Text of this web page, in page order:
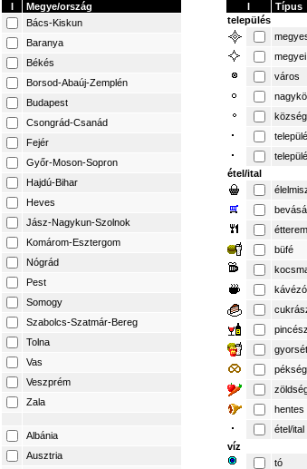
I
Megye/ország
Bács-Kiskun
Baranya
Békés
Borsod-Abaúj-Zemplén
Budapest
Csongrád-Csanád
Fejér
Győr-Moson-Sopron
Hajdú-Bihar
Heves
Jász-Nagykun-Szolnok
Komárom-Esztergom
Nógrád
Pest
Somogy
Szabolcs-Szatmár-Bereg
Tolna
Vas
Veszprém
Zala
Albánia
Ausztria
I
Típus
település
város
község
étel/ital
étterem
büfé
kávézó
pékség
hentes
étel/ital
víz
tó